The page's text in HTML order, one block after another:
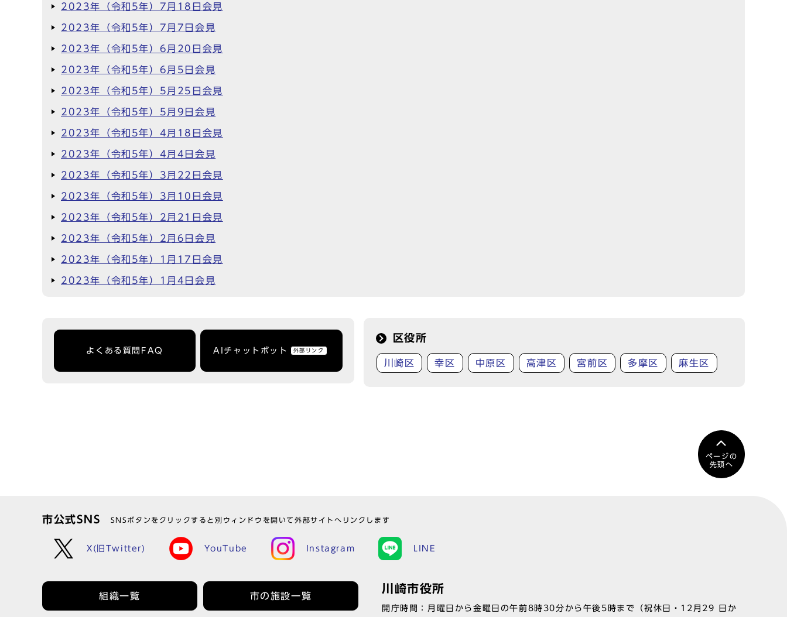
2023年（令和5年）7月18日会見
2023年（令和5年）7月7日会見
2023年（令和5年）6月20日会見
2023年（令和5年）6月5日会見
2023年（令和5年）5月25日会見
2023年（令和5年）5月9日会見
2023年（令和5年）4月18日会見
2023年（令和5年）4月4日会見
2023年（令和5年）3月22日会見
2023年（令和5年）3月10日会見
2023年（令和5年）2月21日会見
2023年（令和5年）2月6日会見
2023年（令和5年）1月17日会見
2023年（令和5年）1月4日会見
よくある質問FAQ AIチャットボット 外部リンク
区役所
川崎区 幸区 中原区 高津区 宮前区 多摩区 麻生区
ページの
先頭へ
市公式SNS SNSボタンをクリックすると別ウィンドウを開いて外部サイトへリンクします
X(旧Twitter) YouTube Instagram LINE
組織一覧 市の施設一覧
川崎市役所
開庁時間：月曜日から金曜日の午前8時30分から午後5時まで（祝休日・12月29 日か